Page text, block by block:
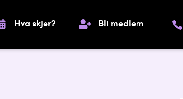
Hva skjer? Bli medlem